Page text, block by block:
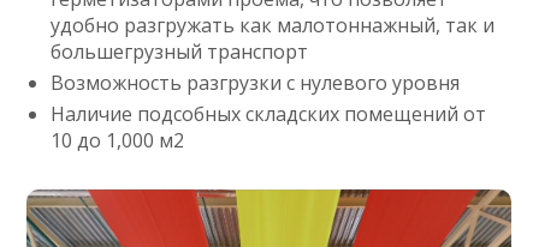
удобно разгружать как малотоннажный, так и
большегрузный транспорт
Возможность разгрузки с нулевого уровня
Наличие подсобных складских помещений от
10 до 1,000 м2